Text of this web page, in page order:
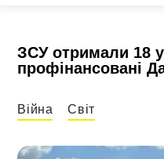
ЗСУ отримали 18
профінансовані
Війна Світ